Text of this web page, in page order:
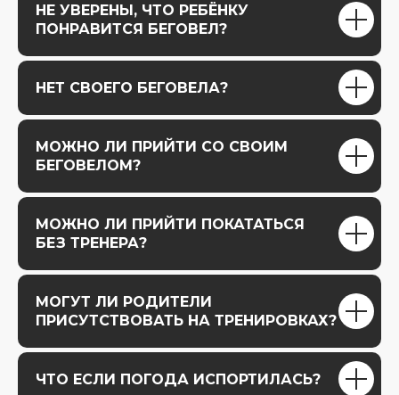
НЕ УВЕРЕНЫ, ЧТО РЕБЁНКУ
ПОНРАВИТСЯ БЕГОВЕЛ?
НЕТ СВОЕГО БЕГОВЕЛА?
МОЖНО ЛИ ПРИЙТИ СО СВОИМ
БЕГОВЕЛОМ?
МОЖНО ЛИ ПРИЙТИ ПОКАТАТЬСЯ
БЕЗ ТРЕНЕРА?
МОГУТ ЛИ РОДИТЕЛИ
ПРИСУТСТВОВАТЬ НА ТРЕНИРОВКАХ?
ЧТО ЕСЛИ ПОГОДА ИСПОРТИЛАСЬ?